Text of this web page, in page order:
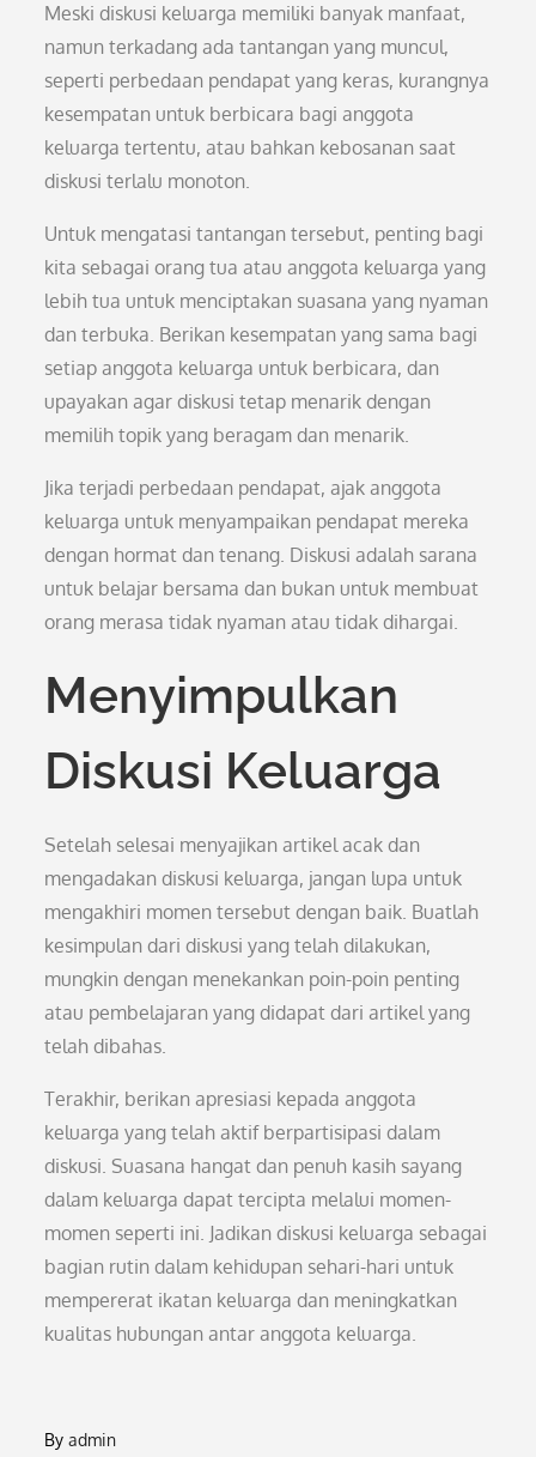
Meski diskusi keluarga memiliki banyak manfaat,
namun terkadang ada tantangan yang muncul,
seperti perbedaan pendapat yang keras, kurangnya
kesempatan untuk berbicara bagi anggota
keluarga tertentu, atau bahkan kebosanan saat
diskusi terlalu monoton.
Untuk mengatasi tantangan tersebut, penting bagi
kita sebagai orang tua atau anggota keluarga yang
lebih tua untuk menciptakan suasana yang nyaman
dan terbuka. Berikan kesempatan yang sama bagi
setiap anggota keluarga untuk berbicara, dan
upayakan agar diskusi tetap menarik dengan
memilih topik yang beragam dan menarik.
Jika terjadi perbedaan pendapat, ajak anggota
keluarga untuk menyampaikan pendapat mereka
dengan hormat dan tenang. Diskusi adalah sarana
untuk belajar bersama dan bukan untuk membuat
orang merasa tidak nyaman atau tidak dihargai.
Menyimpulkan
Diskusi Keluarga
Setelah selesai menyajikan artikel acak dan
mengadakan diskusi keluarga, jangan lupa untuk
mengakhiri momen tersebut dengan baik. Buatlah
kesimpulan dari diskusi yang telah dilakukan,
mungkin dengan menekankan poin-poin penting
atau pembelajaran yang didapat dari artikel yang
telah dibahas.
Terakhir, berikan apresiasi kepada anggota
keluarga yang telah aktif berpartisipasi dalam
diskusi. Suasana hangat dan penuh kasih sayang
dalam keluarga dapat tercipta melalui momen-
momen seperti ini. Jadikan diskusi keluarga sebagai
bagian rutin dalam kehidupan sehari-hari untuk
mempererat ikatan keluarga dan meningkatkan
kualitas hubungan antar anggota keluarga.
Byadmin